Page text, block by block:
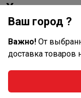
Основные
Длина в упаковке, см.
Вес в упаковке, кг
Ваш город ?
Важно! От
доставка товаров